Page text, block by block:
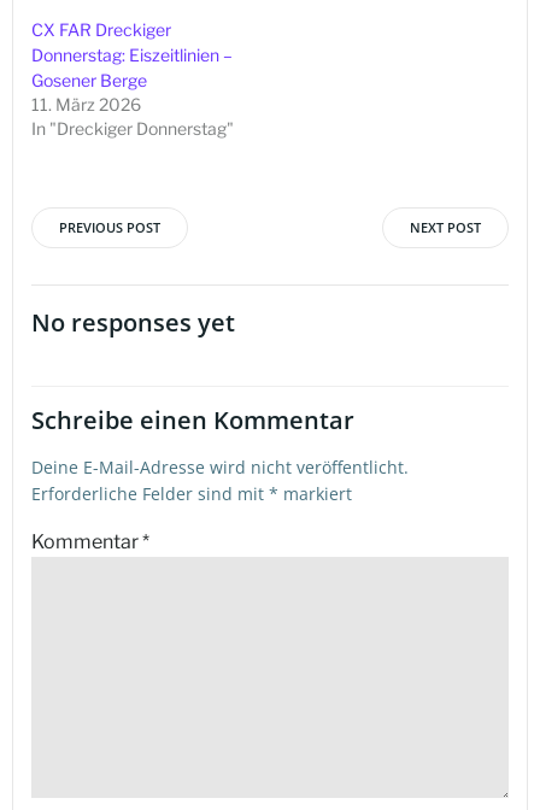
CX FAR Dreckiger
Donnerstag: Eiszeitlinien –
Gosener Berge
11. März 2026
In "Dreckiger Donnerstag"
Beitragsnavigation
PREVIOUS POST NEXT POST
No responses yet
Schreibe einen Kommentar
Deine E-Mail-Adresse wird nicht veröffentlicht.
Erforderliche Felder sind mit * markiert
Kommentar*